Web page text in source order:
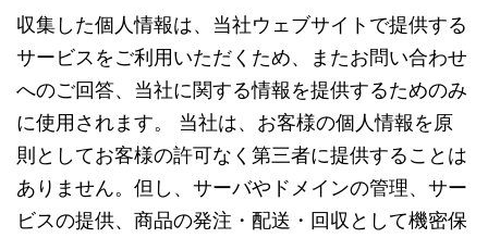
収集した個人情報は、当社ウェブサイトで提供する
サービスをご利用いただくため、またお問い合わせ
へのご回答、当社に関する情報を提供するためのみ
に使用されます。 当社は、お客様の個人情報を原
則としてお客様の許可なく第三者に提供することは
ありません。但し、サーバやドメインの管理、サー
ビスの提供、商品の発注・配送・回収として機密保